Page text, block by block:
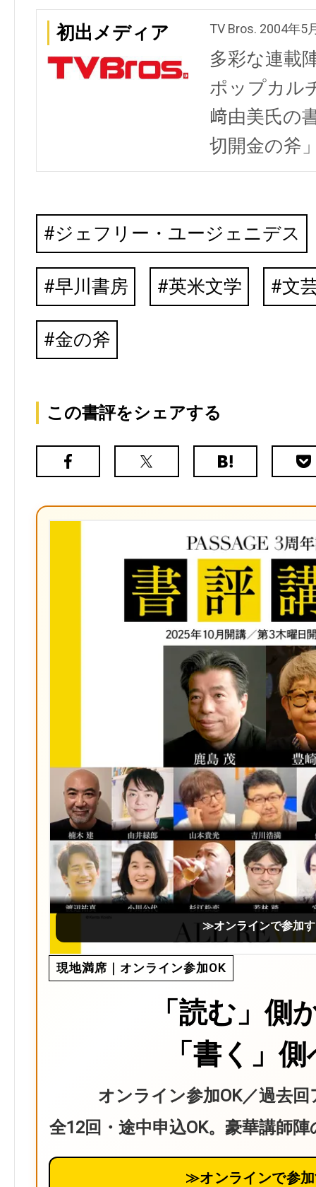
初出メディア TV Bros. 2004年5
多彩な連載
ポップカル
﨑由美氏の
切開金の斧
ジェフリー・ユージェニデス
早川書房 英米文学 文
金の斧
この書評をシェアする
Facebook
X（旧
は
ク
マ
ー
ク
≫オンラインで参加
現地満席｜オンライン参加OK
「読む」側
「書く」
オンライン参加OK／過去
全12回・途中申込OK。豪華講師
≫オンラインで参